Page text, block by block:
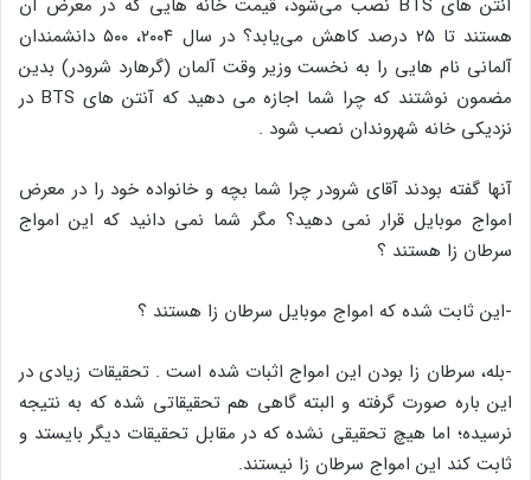
هستند تا ۲۵ درصد کاهش می‌یابد؟ در سال ۲۰۰۴، ۵۰۰ دانشمندان
آلمانی نام هایی را به نخست وزیر وقت آلمان (گرهارد شرودر) بدین
مضمون نوشتند که چرا شما اجازه می دهید که آنتن های BTS در
نزدیکی خانه شهروندان نصب شود .
آنها گفته بودند آقای شرودر چرا شما بچه و خانواده خود را در معرض
امواج موبایل قرار نمی دهید؟ مگر شما نمی دانید که این امواج
سرطان زا هستند ؟
-این ثابت شده که امواج موبایل سرطان زا هستند ؟
-بله، سرطان زا بودن این امواج اثبات شده است . تحقیقات زیادی در
این باره صورت گرفته و البته گاهی هم تحقیقاتی شده که به نتیجه
نرسیده؛ اما هیچ تحقیقی نشده که در مقابل تحقیقات دیگر بایستد و
ثابت کند این امواج سرطان زا نیستند.